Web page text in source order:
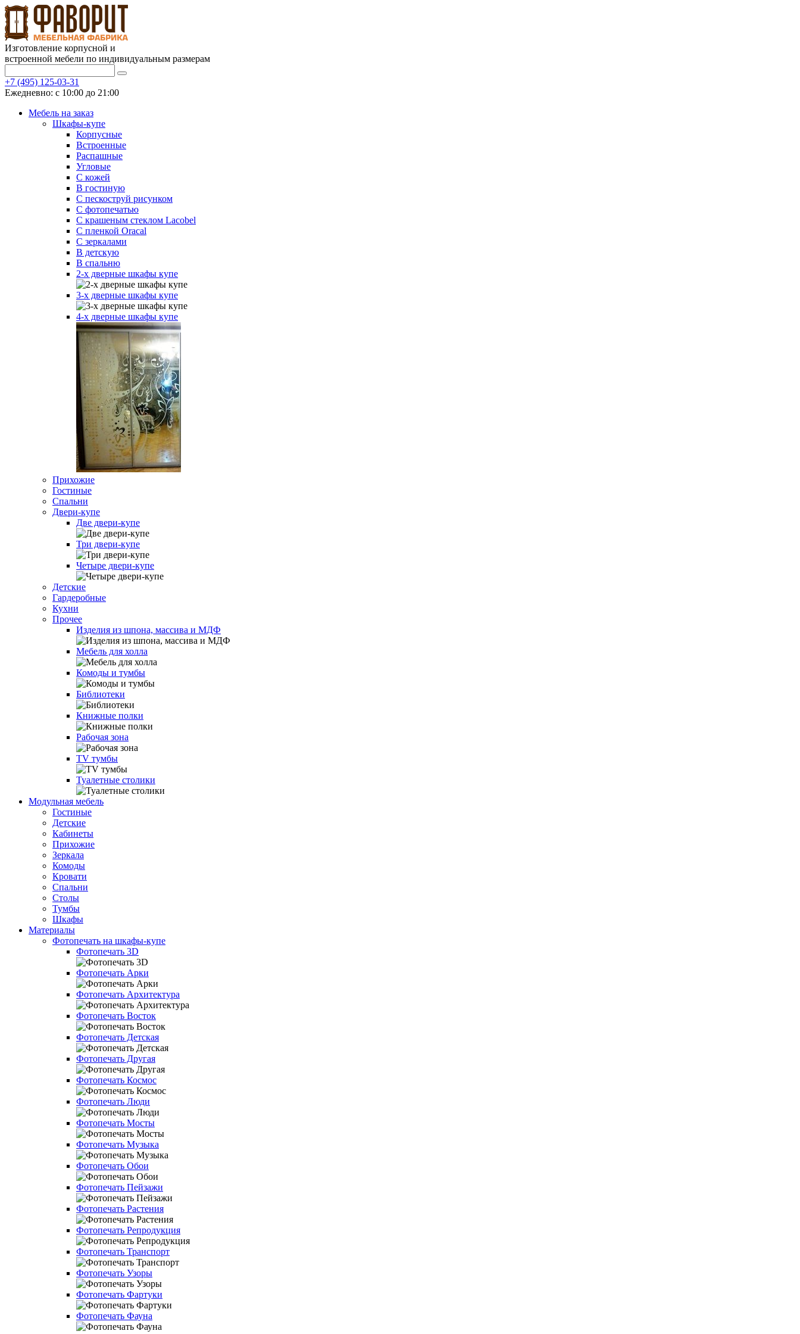
Изготовление корпусной и
встроенной мебели по индивидуальным размерам
+7 (495) 125-03-31
Ежедневно: с 10:00 до 21:00
Мебель на заказ
Шкафы-купе
Корпусные
Встроенные
Распашные
Угловые
С кожей
В гостиную
С пескоструй рисунком
С фотопечатью
С крашеным стеклом Lacobel
С пленкой Oracal
С зеркалами
В детскую
В спальню
2-х дверные шкафы купе
3-х дверные шкафы купе
4-х дверные шкафы купе
Прихожие
Гостиные
Спальни
Двери-купе
Две двери-купе
Три двери-купе
Четыре двери-купе
Детские
Гардеробные
Кухни
Прочее
Изделия из шпона, массива и МДФ
Мебель для холла
Комоды и тумбы
Библиотеки
Книжные полки
Рабочая зона
TV тумбы
Туалетные столики
Модульная мебель
Гостиные
Детские
Кабинеты
Прихожие
Зеркала
Комоды
Кровати
Спальни
Столы
Тумбы
Шкафы
Материалы
Фотопечать на шкафы-купе
Фотопечать 3D
Фотопечать Арки
Фотопечать Архитектура
Фотопечать Восток
Фотопечать Детская
Фотопечать Другая
Фотопечать Космос
Фотопечать Люди
Фотопечать Мосты
Фотопечать Музыка
Фотопечать Обои
Фотопечать Пейзажи
Фотопечать Растения
Фотопечать Репродукция
Фотопечать Транспорт
Фотопечать Узоры
Фотопечать Фартуки
Фотопечать Фауна